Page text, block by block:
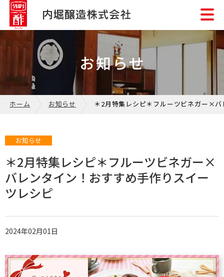
お知らせ
ホーム お知らせ ＊2月特集レシピ＊フルーツビネガー×
お知らせ
＊2月特集レシピ＊フルーツビネガー×
バレンタイン！おすすめ手作りスイー
ツレシピ
2024年02月01日